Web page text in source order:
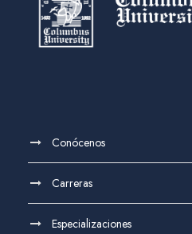
Conócenos
Carreras
Especializaciones